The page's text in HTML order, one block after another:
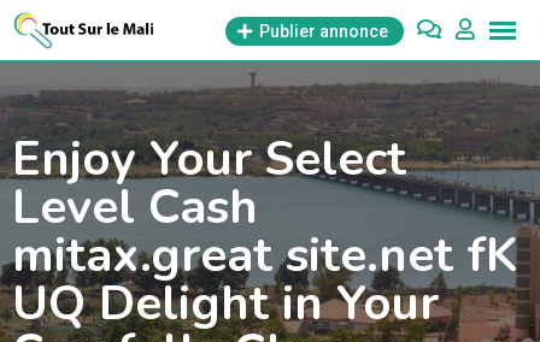
Aller
Publier annonce
Enjoy Your Select
Level Cash
mitax.great site.net fK
UQ Delight in Your